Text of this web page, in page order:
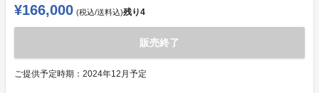
¥166,000 (税込/送料込)残り4
販売終了
ご提供予定時期： 2024年12月予定